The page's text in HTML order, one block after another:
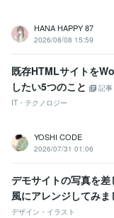
HANA HAPPY 87
2026/08/08 15:59
既存HTMLサイトを
したい5つのこと
記事
IT・テクノロジー
YOSHI CODE
2026/07/31 01:06
デモサイトの写真を
風にアレンジしてみま
デザイン・イラスト